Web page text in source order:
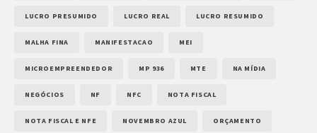
LUCRO PRESUMIDO LUCRO REAL LUCRO RESUMIDO
MALHA FINA MANIFESTACAO MEI
MICROEMPREENDEDOR MP 936 MTE NA MÍDIA
NEGÓCIOS NF NFC NOTA FISCAL
NOTA FISCAL E NFE NOVEMBRO AZUL ORÇAMENTO